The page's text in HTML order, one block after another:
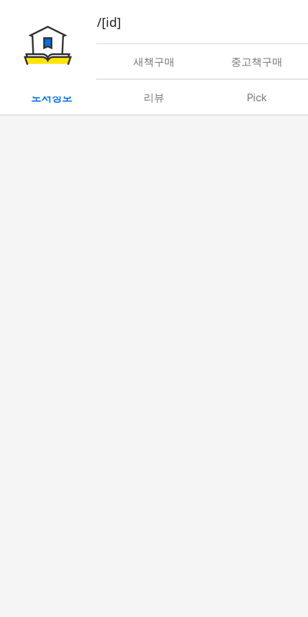
book/rent/[id]
대여 새책구매 중고책구매
도서정보 리뷰 Pick